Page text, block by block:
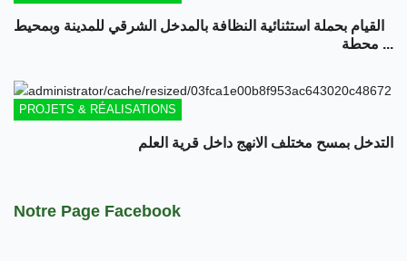
القيام بحملة استثنائية النظافة بالمدخل الشرقي للمدينة وبمحيط
محطة ...
PROJETS & RÉALISATIONS
التدخل بمسح مختلف الانهج داخل قرية العلم
Notre Page Facebook